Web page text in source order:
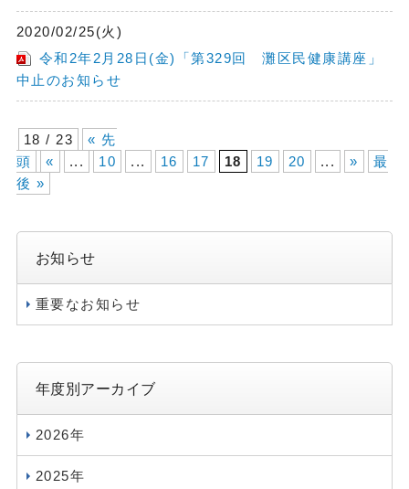
2020/02/25(火)
令和2年2月28日(金)「第329回 灘区民健康講座」
中止のお知らせ
18 / 23
« 先
頭
« ... 10 ... 16 17 18 19 20 ... »
最
後 »
お知らせ
重要なお知らせ
年度別アーカイブ
2026年
2025年